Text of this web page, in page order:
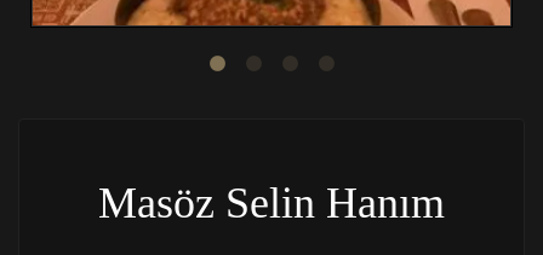
Masöz Selin Hanım